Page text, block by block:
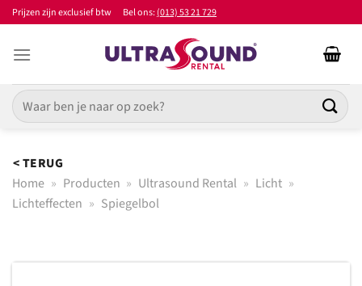
Ga
naar
inhoud
Prijzen zijn exclusief btw Bel ons:(013) 53 21 729
Zoeken
naar:
< TERUG
Home » Producten » Ultrasound Rental » Licht »
Lichteffecten » Spiegelbol